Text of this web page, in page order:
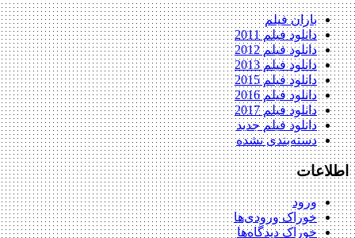
باران فیلم
دانلود فیلم 2011
دانلود فیلم 2012
دانلود فیلم 2013
دانلود فیلم 2015
دانلود فیلم 2016
دانلود فیلم 2017
دانلود فیلم جدید
دسته‌بندی نشده
اطلاعات
ورود
خوراک ورودی‌ها
خوراک دیدگاه‌ها